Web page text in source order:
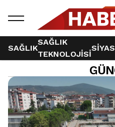
SAĞLIK
SAĞLIK
TEKNOLOJİSİ
102